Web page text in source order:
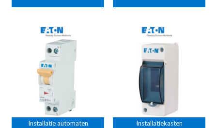
Installatie automaten Installatiekasten